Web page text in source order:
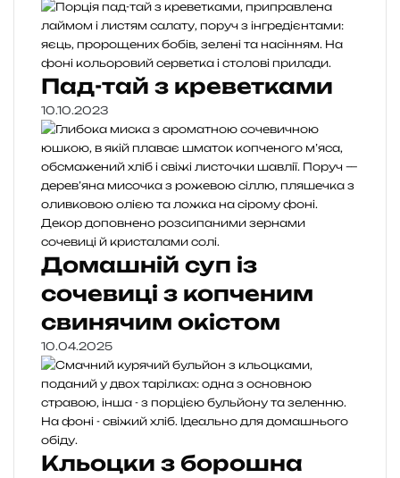
Пад-тай з креветками
10.10.2023
Домашній суп із
сочевиці з копченим
свинячим окістом
10.04.2025
Кльоцки з борошна